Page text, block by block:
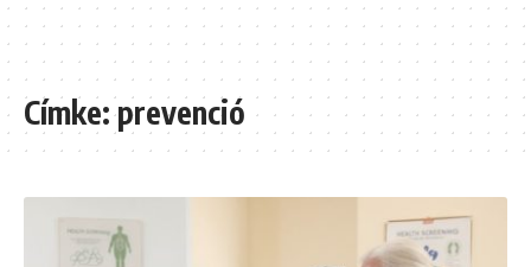
Címke:prevenció